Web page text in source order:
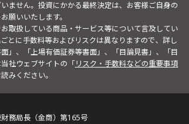
ません。投資にかかる最終決定は、お客様ご自身の
願いいたします。
取扱している商品・サービス等について言及してい
とに手数料等およびリスクは異なりますので、詳し
」、「上場有価証券等書面」、「目論見書」、「目
社ウェブサイトの「リスク・手数料などの重要事項
みください。
務局長（金商）第165号